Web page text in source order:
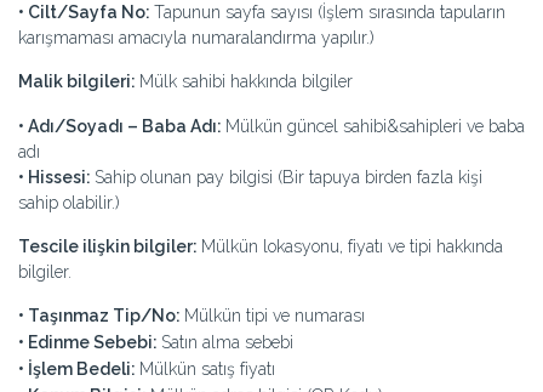
• Cilt/Sayfa No: Tapunun sayfa sayısı (İşlem sırasında tapuların
karışmaması amacıyla numaralandırma yapılır.)
Malik bilgileri: Mülk sahibi hakkında bilgiler
• Adı/Soyadı – Baba Adı: Mülkün güncel sahibi&sahipleri ve baba
adı
• Hissesi: Sahip olunan pay bilgisi (Bir tapuya birden fazla kişi
sahip olabilir.)
Tescile ilişkin bilgiler: Mülkün lokasyonu, fiyatı ve tipi hakkında
bilgiler.
• Taşınmaz Tip/No: Mülkün tipi ve numarası
• Edinme Sebebi: Satın alma sebebi
• İşlem Bedeli: Mülkün satış fiyatı